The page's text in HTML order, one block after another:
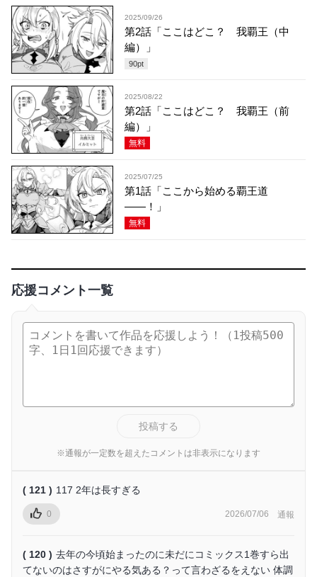
2025/09/26
第2話「ここはどこ？ 我覇王（中
編）」
90pt
2025/08/22
第2話「ここはどこ？ 我覇王（前
編）」
無料
2025/07/25
第1話「ここから始める覇王道
――！」
無料
応援コメント一覧
投稿する
※通報が一定数を超えたコメントは非表示になります
( 121 ) 117 2年は長すぎる
0 2026/07/06 通報
( 120 ) 去年の今頃始まったのに未だにコミックス1巻すら出
てないのはさすがにやる気ある？って言わざるをえない 体調